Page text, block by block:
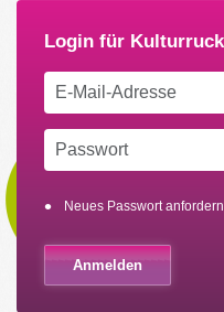
Neues Passwort anfordern